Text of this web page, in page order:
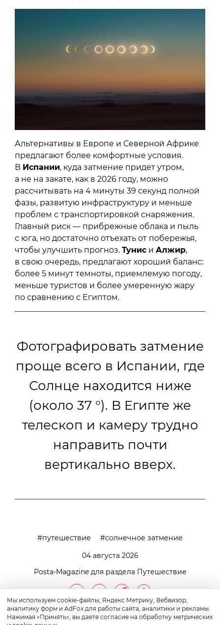
Альтернативы в Европе и Северной Африке
предлагают более комфортные условия.
В Испании, куда затмение придет утром,
а не на закате, как в 2026 году, можно
рассчитывать на 4 минуты 39 секунд полной
фазы, развитую инфраструктуру и меньше
проблем с транспортировкой снаряжения.
Главный риск — прибрежные облака и пыль
с юга, но достаточно отъехать от побережья,
чтобы улучшить прогноз. Тунис и Алжир,
в свою очередь, предлагают хороший баланс:
более 5 минут темноты, приемлемую погоду,
меньше туристов и более умеренную жару
по сравнению с Египтом.
Фотографировать затмение
проще всего в Испании, где
Солнце находится ниже
(около 37 °). В Египте же
телескоп и камеру трудно
направить почти
вертикально вверх.
путешествие
солнечное затмение
04 августа 2026
Posta-Magazine для раздела Путешествие
Мы используем cookie-файлы, Яндекс.Метрику, Вебвизор,
аналитику форм и AdFox для работы сайта, аналитики и рекламы.
Нажимая «Принять», вы даете согласие на обработку метрических